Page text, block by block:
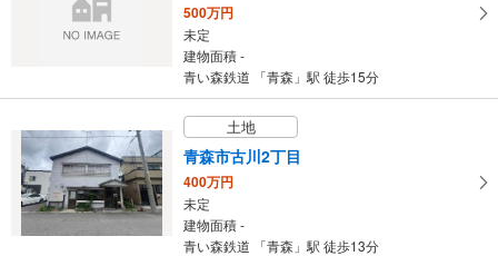
500万円
未定
建物面積 -
青い森鉄道 「青森」駅 徒歩15分
土地
青森市古川2丁目
400万円
未定
建物面積 -
青い森鉄道 「青森」駅 徒歩13分